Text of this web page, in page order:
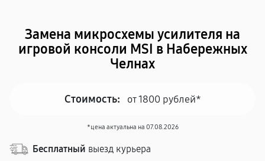
Замена микросхемы усилителя на
игровой консоли MSI в Набережных
Челнах
Стоимость: от 1800 рублей*
*цена актуальна на 07.08.2026
Бесплатный выезд курьера